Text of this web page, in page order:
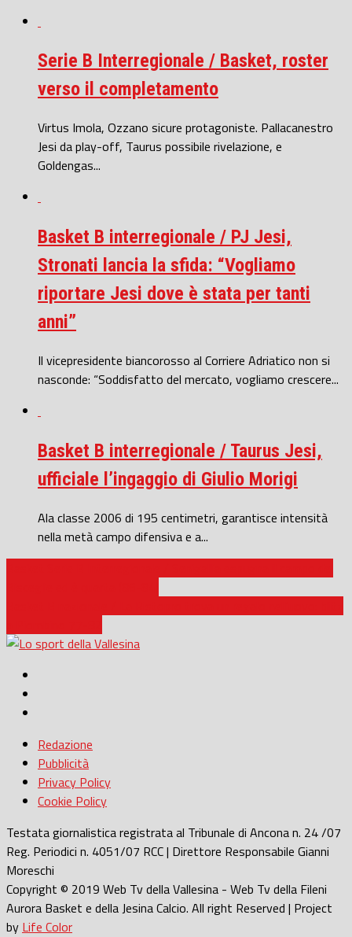
Serie B Interregionale / Basket, roster
verso il completamento
Virtus Imola, Ozzano sicure protagoniste. Pallacanestro
Jesi da play-off, Taurus possibile rivelazione, e
Goldengas...
Basket B interregionale / PJ Jesi,
Stronati lancia la sfida: “Vogliamo
riportare Jesi dove è stata per tanti
anni”
Il vicepresidente biancorosso al Corriere Adriatico non si
nasconde: “Soddisfatto del mercato, vogliamo crescere...
Basket B interregionale / Taurus Jesi,
ufficiale l’ingaggio di Giulio Morigi
Ala classe 2006 di 195 centimetri, garantisce intensità
nella metà campo difensiva e a...
Redazione
Pubblicità
Privacy Policy
Cookie Policy
Testata giornalistica registrata al Tribunale di Ancona n. 24 /07
Reg. Periodici n. 4051/07 RCC | Direttore Responsabile Gianni
Moreschi
Copyright © 2019 Web Tv della Vallesina - Web Tv della Fileni
Aurora Basket e della Jesina Calcio. All right Reserved | Project
by Life Color